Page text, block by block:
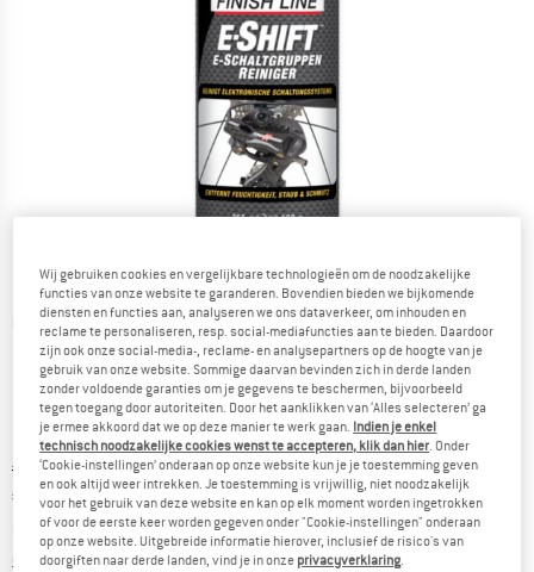
Gedetailleerde foto's
Oorspronkelijke prijs :
€ 14,95
Prijs:
€ 11,96 incl. BTW
Basisprijs:€ 45,13/ l
excl. VerzendkostenInformatie over de verzendkosten. Opent in een
Wij gebruiken cookies en vergelijkbare technologieën om de noodzakelijke
functies van onze website te garanderen. Bovendien bieden we bijkomende
diensten en functies aan, analyseren we ons dataverkeer, om inhouden en
reclame te personaliseren, resp. social-mediafuncties aan te bieden. Daardoor
zijn ook onze social-media-, reclame- en analysepartners op de hoogte van je
gebruik van onze website. Sommige daarvan bevinden zich in derde landen
zonder voldoende garanties om je gegevens te beschermen, bijvoorbeeld
tegen toegang door autoriteiten. Door het aanklikken van ‘Alles selecteren’ ga
je ermee akkoord dat we op deze manier te werk gaan. Indien je enkel
technisch noodzakelijke cookies wenst te accepteren, klik dan hier . Onder
‘Cookie-instellingen’ onderaan op onze website kun je je toestemming geven
en ook altijd weer intrekken. Je toestemming is vrijwillig, niet noodzakelijk
voor het gebruik van deze website en kan op elk moment worden ingetrokken
of voor de eerste keer worden gegeven onder "Cookie-instellingen" onderaan
op onze website. Uitgebreide informatie hierover, inclusief de risico's van
doorgiften naar derde landen, vind je in onze privacyverklaring